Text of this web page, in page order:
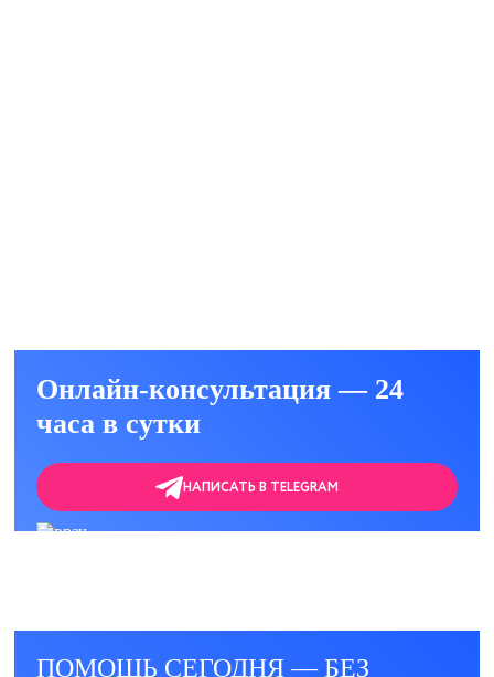
Онлайн-консультация — 24
часа в сутки
НАПИСАТЬ В TELEGRAM
ПОМОЩЬ СЕГОДНЯ — БЕЗ